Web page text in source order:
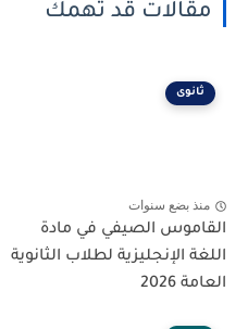
مقالات قد تهمك
ثانوى
منذ بضع سنوات
القاموس الصيفي في مادة
اللغة الإنجليزية لطلاب الثانوية
العامة 2026